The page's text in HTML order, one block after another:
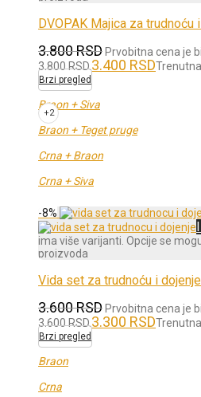
DVOPAK Majica za trudnoću
3.800RSDPrvobitna cena je
3.800 RSD.3.400 RSDTrenutna
Brzi pregled
Braon + Siva
Braon + Teget pruge
Crna + Braon
Crna + Siva
+2
-8%
ima više varijanti. Opcije se
proizvoda
Vida set za trudnoću i dojenje
3.600RSDPrvobitna cena je
3.600 RSD.3.300 RSDTrenutna
Brzi pregled
Braon
Crna